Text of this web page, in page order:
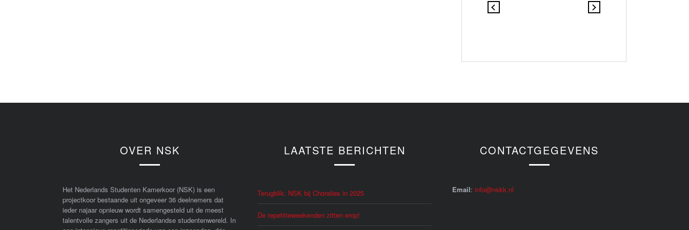
OVER NSK
Het Nederlands Studenten Kamerkoor (NSK) is een
projectkoor bestaande uit ongeveer 36 deelnemers dat
ieder najaar opnieuw wordt samengesteld uit de meest
talentvolle zangers uit de Nederlandse studentenwereld. In
LAATSTE BERICHTEN
Terugblik: NSK bij Choralies in 2025
De repetitieweekenden zitten erop!
CONTACTGEGEVENS
Email: info@nskk.nl